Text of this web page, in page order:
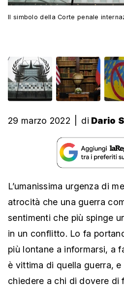
Il simbolo della Corte penale
29 marzo 2022 di Dario
L’umanissima urgenza di
atrocità che una guerra
sentimenti che più spinge
in un conflitto. Lo fa
più lontane a informarsi, a
è vittima di quella guerra,
chiedere a chi di dovere di